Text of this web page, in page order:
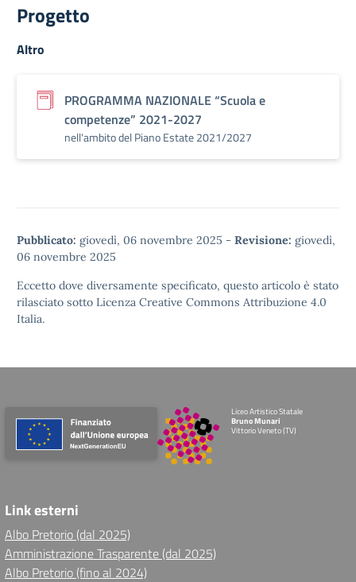
Progetto
Altro
PROGRAMMA NAZIONALE “Scuola e
competenze” 2021-2027
nell'ambito del Piano Estate 2021/2027
Pubblicato: giovedì, 06 novembre 2025 - Revisione: giovedì,
06 novembre 2025
Eccetto dove diversamente specificato, questo articolo è stato
rilasciato sotto Licenza Creative Commons Attribuzione 4.0
Italia.
Liceo Artistico Statale
Bruno Munari
Vittorio Veneto (TV)
Link esterni
Albo Pretorio (dal 2025)
Amministrazione Trasparente (dal 2025)
Albo Pretorio (fino al 2024)